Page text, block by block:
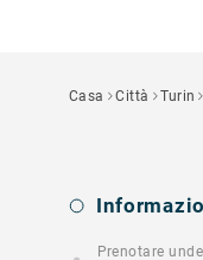
Casa Città Turin
Prenotare